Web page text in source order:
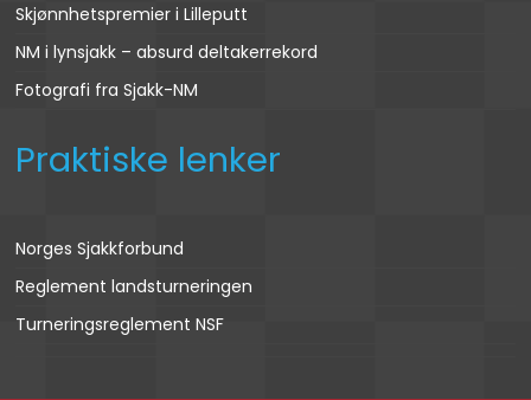
Skjønnhetspremier i Lilleputt
NM i lynsjakk – absurd deltakerrekord
Fotografi fra Sjakk-NM
Praktiske lenker
Norges Sjakkforbund
Reglement landsturneringen
Turneringsreglement NSF